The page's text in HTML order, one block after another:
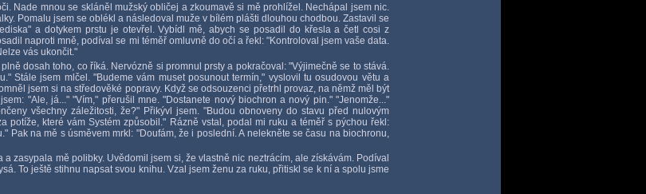
Nade mnou se skláněl mužský obličej a zkoumavě si mě prohlížel. Nechápal jsem nic.
Pomalu jsem se oblékl a následoval muže v bílém plášti dlouhou chodbou. Zastavil se
a dotykem prstu je otevřel. Vybídl mě, abych se posadil do křesla a četl cosi z
naproti mně, podíval se mi téměř omluvně do očí a řekl: "Kontroloval jsem vaše data.
vás ukončit."
dosah toho, co říká. Nervózně si promnul prsty a pokračoval: "Výjimečně se to stává.
Stále jsem mlčel. "Budeme vám muset posunout termín," vyslovil tu osudovou větu a
jsem si na středověké popravy. Když se odsouzenci přetrhl provaz, na němž měl být
"Ale, já..." "Vím," přerušil mne. "Dostanete nový biochron a nový pin." "Jenomže..."
všechny záležitosti, že?" Přikývl jsem. "Budou obnoveny do stavu před nulovým
potíže, které vám Systém způsobil." Rázně vstal, podal mi ruku a téměř s pýchou řekl:
Pak na mě s úsměvem mrkl: "Doufám, že i poslední. A nelekněte se času na biochronu,
zasypala mě polibky. Uvědomil jsem si, že vlastně nic neztrácím, ale získávám. Podíval
To ještě stihnu napsat svou knihu. Vzal jsem ženu za ruku, přitiskl se k ní a spolu jsme